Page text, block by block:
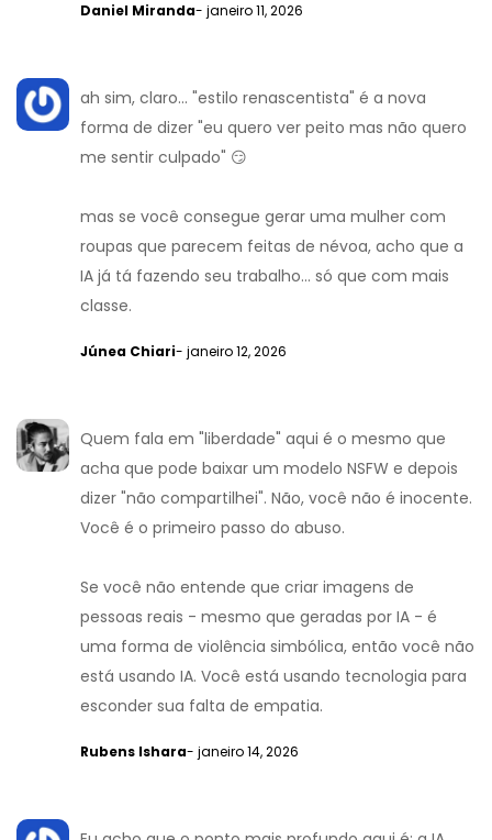
Daniel Miranda- janeiro 11, 2026
ah sim, claro... "estilo renascentista" é a nova
forma de dizer "eu quero ver peito mas não quero
me sentir culpado" 😏
mas se você consegue gerar uma mulher com
roupas que parecem feitas de névoa, acho que a
IA já tá fazendo seu trabalho... só que com mais
classe.
Júnea Chiari- janeiro 12, 2026
Quem fala em "liberdade" aqui é o mesmo que
acha que pode baixar um modelo NSFW e depois
dizer "não compartilhei". Não, você não é inocente.
Você é o primeiro passo do abuso.
Se você não entende que criar imagens de
pessoas reais - mesmo que geradas por IA - é
uma forma de violência simbólica, então você não
está usando IA. Você está usando tecnologia para
esconder sua falta de empatia.
Rubens Ishara- janeiro 14, 2026